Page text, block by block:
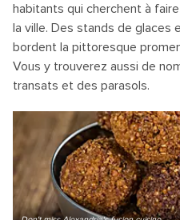
habitants qui cherchent à
la ville. Des stands de glaces
bordent la pittoresque
Vous y trouverez aussi de
transats et des parasols.